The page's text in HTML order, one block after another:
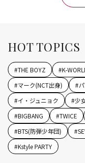
HOT TOPICS
#THE BOYZ #K-
#マーク(NCT出身) #
#イ・ジュニョク #少
#BIGBANG #TWICE
#BTS(防弾少年団) #
#Kstyle PARTY